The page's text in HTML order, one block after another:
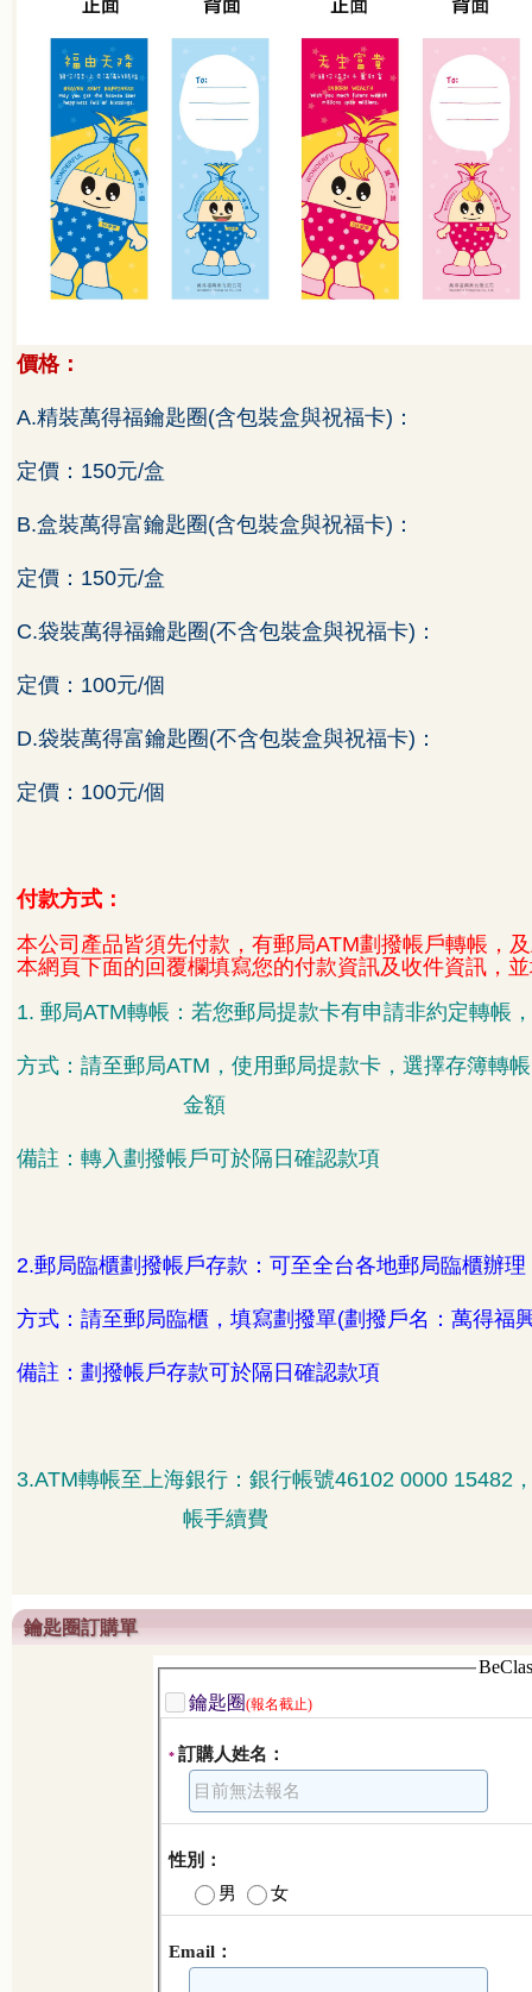
價格：
A.精裝萬得福鑰匙圈 (含包裝盒與祝福卡) ：
定價 ： 150元/盒
B.盒裝萬得富鑰匙圈 (含包裝盒與祝福卡) ：
定價 ： 150元/盒
C.袋裝萬得福鑰匙圈 (不含包裝盒與祝福卡) ：
定價： 100元/個
D.袋裝萬得富鑰匙圈 (不含包裝盒與祝福卡) ：
定價： 100元/個
付款方式：
本公司產品皆須先付款，有郵局ATM劃撥帳戶轉帳，
本網頁下面的回覆欄填寫您的付款資訊及收件資訊，
1. 郵局ATM轉帳：若您郵局提款卡有申請非約定轉帳
方式：請至郵局ATM ，使用郵局提款卡，選擇存簿轉帳
金額
備註：轉入劃撥帳戶可於隔日確認款項
2.郵局臨櫃劃撥帳戶存款：可至全台各地郵局臨櫃辦理
方式：請至郵局臨櫃，填寫劃撥單(劃撥戶名：萬得福
備註：劃撥帳戶存款可於隔日確認款項
3.ATM轉帳至上海銀行：銀行帳號46102 0000 15482
帳手續費
鑰匙圈訂購單